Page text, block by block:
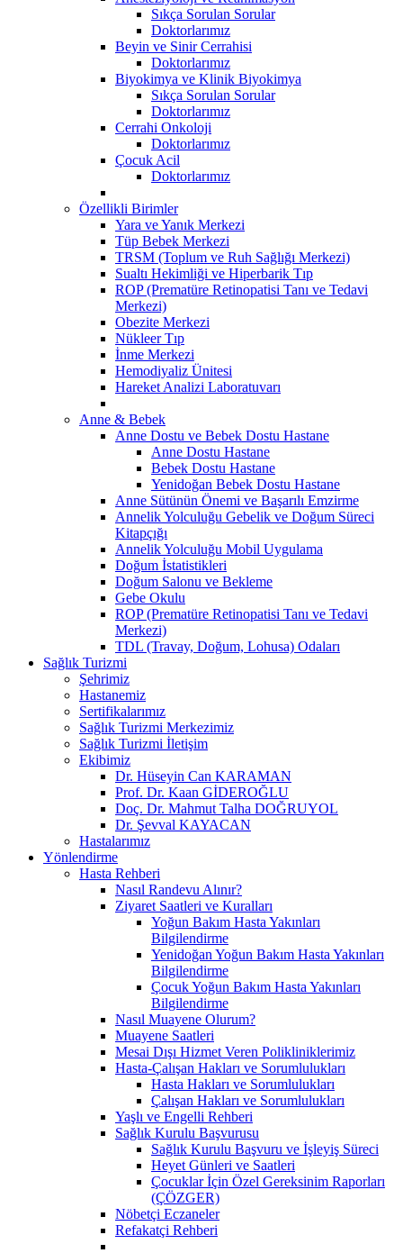
Sıkça Sorulan Sorular
Doktorlarımız
Beyin ve Sinir Cerrahisi
Doktorlarımız
Biyokimya ve Klinik Biyokimya
Sıkça Sorulan Sorular
Doktorlarımız
Cerrahi Onkoloji
Doktorlarımız
Çocuk Acil
Doktorlarımız
Özellikli Birimler
Yara ve Yanık Merkezi
Tüp Bebek Merkezi
TRSM (Toplum ve Ruh Sağlığı Merkezi)
Sualtı Hekimliği ve Hiperbarik Tıp
ROP (Prematüre Retinopatisi Tanı ve Tedavi
Merkezi)
Obezite Merkezi
Nükleer Tıp
İnme Merkezi
Hemodiyaliz Ünitesi
Hareket Analizi Laboratuvarı
Anne & Bebek
Anne Dostu ve Bebek Dostu Hastane
Anne Dostu Hastane
Bebek Dostu Hastane
Yenidoğan Bebek Dostu Hastane
Anne Sütünün Önemi ve Başarılı Emzirme
Annelik Yolculuğu Gebelik ve Doğum Süreci
Kitapçığı
Annelik Yolculuğu Mobil Uygulama
Doğum İstatistikleri
Doğum Salonu ve Bekleme
Gebe Okulu
ROP (Prematüre Retinopatisi Tanı ve Tedavi
Merkezi)
TDL (Travay, Doğum, Lohusa) Odaları
Sağlık Turizmi
Şehrimiz
Hastanemiz
Sertifikalarımız
Sağlık Turizmi Merkezimiz
Sağlık Turizmi İletişim
Ekibimiz
Dr. Hüseyin Can KARAMAN
Prof. Dr. Kaan GİDEROĞLU
Doç. Dr. Mahmut Talha DOĞRUYOL
Dr. Şevval KAYACAN
Hastalarımız
Yönlendirme
Hasta Rehberi
Nasıl Randevu Alınır?
Ziyaret Saatleri ve Kuralları
Yoğun Bakım Hasta Yakınları
Bilgilendirme
Yenidoğan Yoğun Bakım Hasta Yakınları
Bilgilendirme
Çocuk Yoğun Bakım Hasta Yakınları
Bilgilendirme
Nasıl Muayene Olurum?
Muayene Saatleri
Mesai Dışı Hizmet Veren Polikliniklerimiz
Hasta-Çalışan Hakları ve Sorumlulukları
Hasta Hakları ve Sorumlulukları
Çalışan Hakları ve Sorumlulukları
Yaşlı ve Engelli Rehberi
Sağlık Kurulu Başvurusu
Sağlık Kurulu Başvuru ve İşleyiş Süreci
Heyet Günleri ve Saatleri
Çocuklar İçin Özel Gereksinim Raporları
(ÇÖZGER)
Nöbetçi Eczaneler
Refakatçi Rehberi